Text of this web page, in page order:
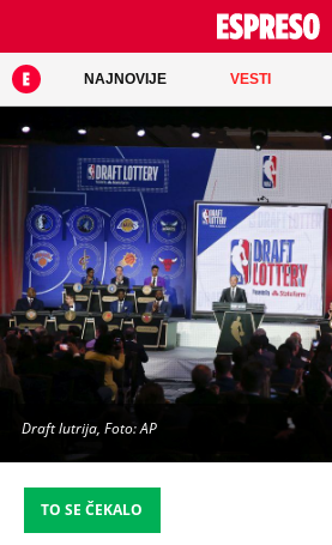
NAJNOVIJE VESTI
Draft lutrija, Foto: AP
TO SE ČEKALO